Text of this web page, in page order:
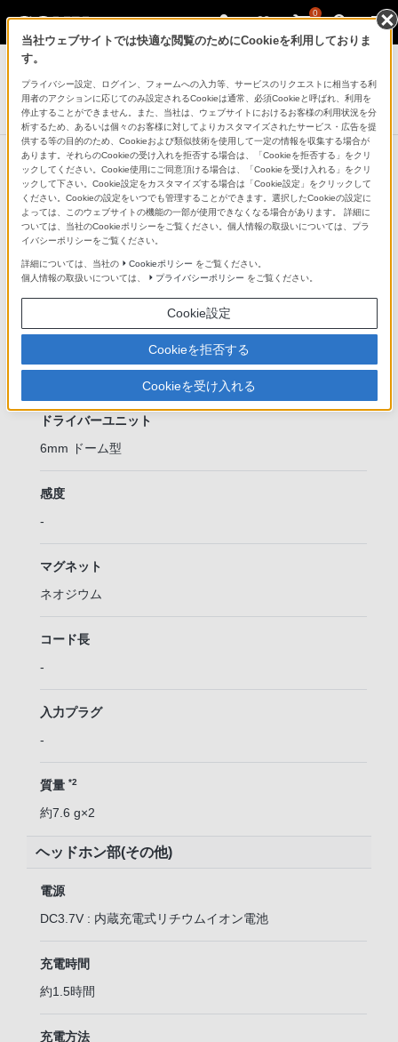
0
ヘッドホン
ワイヤレスステレオヘッドセット
WF-H800
他の商品と比較する
●：対応 -：該当なし
機能表
ドライバーユニット
6mm ドーム型
感度
-
マグネット
ネオジウム
コード長
-
入力プラグ
-
質量 *2
約7.6 g×2
ヘッドホン部(その他)
電源
DC3.7V : 内蔵充電式リチウムイオン電池
充電時間
約1.5時間
充電方法
当社ウェブサイトでは快適な閲覧のためにCookieを利用しておりま
す。
プライバシー設定、ログイン、フォームへの入力等、サービスのリクエストに相当する利
用者のアクションに応じてのみ設定されるCookieは通常、必須Cookieと呼ばれ、利用を
停止することができません。また、当社は、ウェブサイトにおけるお客様の利用状況を分
析するため、あるいは個々のお客様に対してよりカスタマイズされたサービス・広告を提
供する等の目的のため、Cookieおよび類似技術を使用して一定の情報を収集する場合が
あります。それらのCookieの受け入れを拒否する場合は、「Cookieを拒否する」をクリ
ックしてください。Cookie使用にご同意頂ける場合は、「Cookieを受け入れる」をクリ
ックして下さい。Cookie設定をカスタマイズする場合は「Cookie設定」をクリックして
ください。Cookieの設定をいつでも管理することができます。選択したCookieの設定に
よっては、このウェブサイトの機能の一部が使用できなくなる場合があります。 詳細に
ついては、当社のCookieポリシーをご覧ください。個人情報の取扱いについては、プラ
イバシーポリシーをご覧ください。
詳細については、当社の Cookieポリシー をご覧ください。
個人情報の取扱いについては、
プライバシーポリシー をご覧ください。
Cookie設定
Cookieを拒否する
Cookieを受け入れる